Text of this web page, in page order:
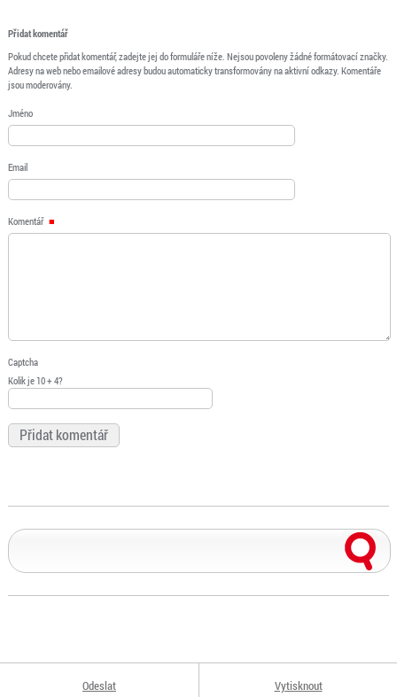
Přidat komentář
Pokud chcete přidat komentář, zadejte jej do formuláře níže. Nejsou povoleny žádné formátovací značky.
Adresy na web nebo emailové adresy budou automaticky transformovány na aktivní odkazy. Komentáře
jsou moderovány.
Jméno
Email
Komentář
Captcha
Kolik je 10 + 4?
Odeslat Vytisknout